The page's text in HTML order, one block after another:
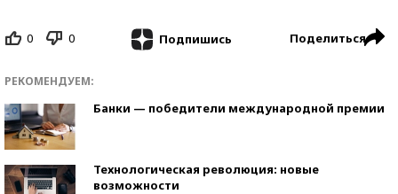
0 0 Подпишись Поделиться
РЕКОМЕНДУЕМ:
Банки — победители международной премии
Технологическая революция: новые
возможности